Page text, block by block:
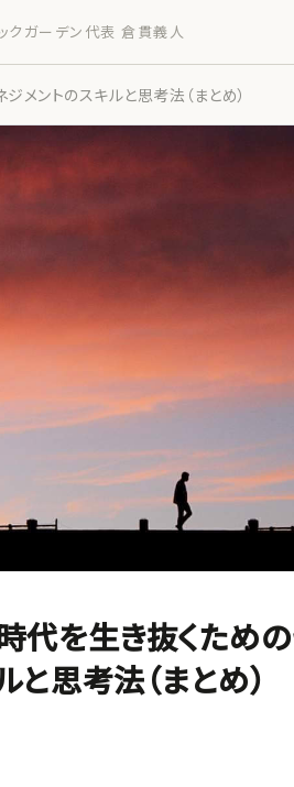
ガーデン代表 倉貫義人
メントのスキルと思考法（まとめ）
代を生き抜くため
と思考法（まとめ）